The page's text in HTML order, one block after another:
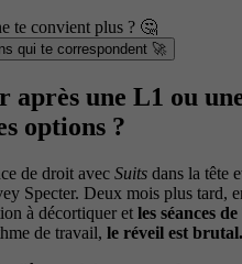
te convient plus ? 🤔
qui te correspondent 🚀
après une L1 ou
options ?
de droit avec Suits dans la tête
Specter. Deux mois plus tard,
à décortiquer et les séances
de travail, le réveil est brutal.